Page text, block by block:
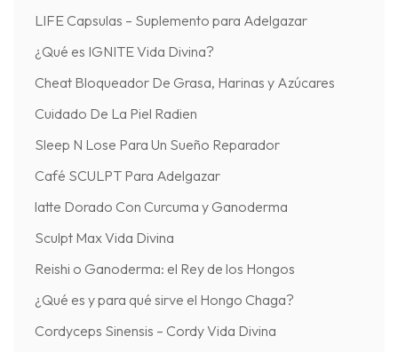
LIFE Capsulas – Suplemento para Adelgazar
¿Qué es IGNITE Vida Divina?
Cheat Bloqueador De Grasa, Harinas y Azúcares
Cuidado De La Piel Radien
Sleep N Lose Para Un Sueño Reparador
Café SCULPT Para Adelgazar
latte Dorado Con Curcuma y Ganoderma
Sculpt Max Vida Divina
Reishi o Ganoderma: el Rey de los Hongos
¿Qué es y para qué sirve el Hongo Chaga?
Cordyceps Sinensis – Cordy Vida Divina